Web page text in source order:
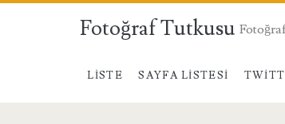
Fotoğraf Tutkusu
LISTE SAYFA LISTESI